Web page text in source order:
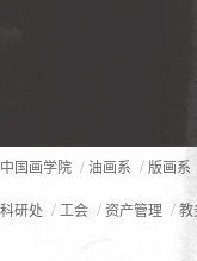
中国画学院 / 油画系 / 版画系
科研处 / 工会 / 资产管理 / 教